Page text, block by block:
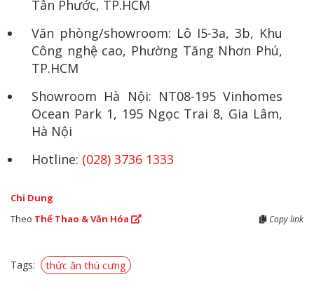
Tân Phước, TP.HCM
Văn phòng/showroom: Lô I5-3a, 3b, Khu
Công nghệ cao, Phường Tăng Nhơn Phú,
TP.HCM
Showroom Hà Nội: NT08-195 Vinhomes
Ocean Park 1, 195 Ngọc Trai 8, Gia Lâm,
Hà Nội
Hotline: (028) 3736 1333
Chi Dung
Theo Thể Thao & Văn Hóa Copy link
Tags: thức ăn thú cưng